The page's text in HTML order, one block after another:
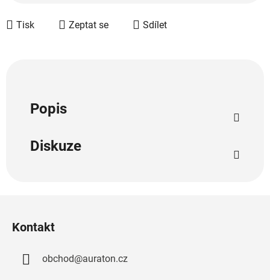
Tisk Zeptat se Sdílet
Popis
Diskuze
Kontakt
obchod@auraton.cz